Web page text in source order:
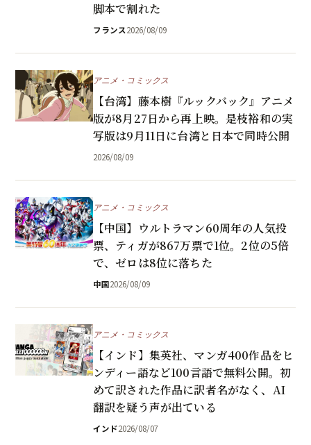
脚本で割れた
フランス2026/08/09
アニメ・コミックス
【台湾】藤本樹『ルックバック』アニメ
版が8月27日から再上映。是枝裕和の実
写版は9月11日に台湾と日本で同時公開
2026/08/09
アニメ・コミックス
【中国】ウルトラマン60周年の人気投
票、ティガが867万票で1位。2位の5倍
で、ゼロは8位に落ちた
中国2026/08/09
アニメ・コミックス
【インド】集英社、マンガ400作品をヒ
ンディー語など100言語で無料公開。初
めて訳された作品に訳者名がなく、AI
翻訳を疑う声が出ている
インド2026/08/07